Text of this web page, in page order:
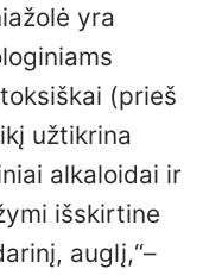
yra
(prieš
užtikrina
alkaloidai ir
išskirtine
auglį,“–